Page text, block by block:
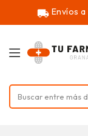
local_shipping Envíos